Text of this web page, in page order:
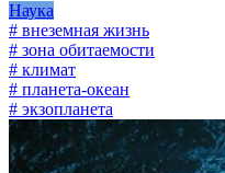
Наука
# внеземная жизнь
# зона обитаемости
# климат
# планета-океан
# экзопланета